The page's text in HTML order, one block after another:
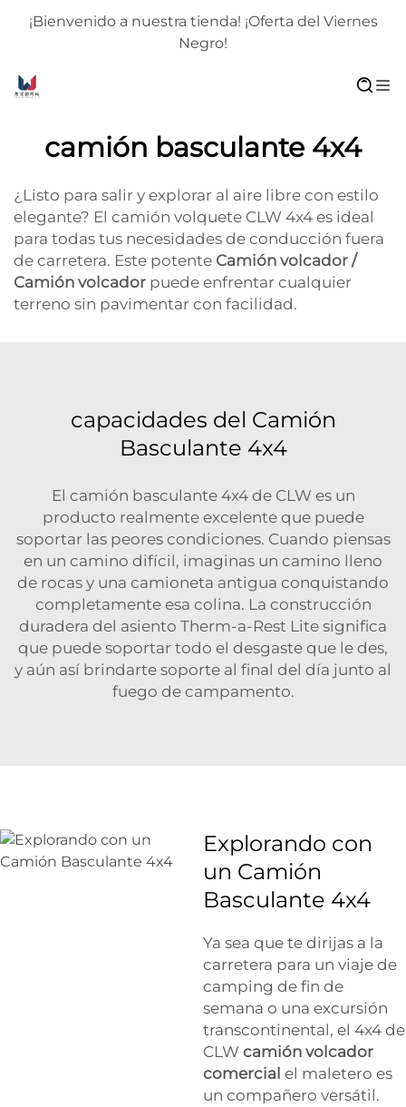
¡Bienvenido a nuestra tienda! ¡Oferta del Viernes
Negro!
camión basculante 4x4
¿Listo para salir y explorar al aire libre con estilo
elegante? El camión volquete CLW 4x4 es ideal
para todas tus necesidades de conducción fuera
de carretera. Este potente Camión volcador /
Camión volcador puede enfrentar cualquier
terreno sin pavimentar con facilidad.
capacidades del Camión
Basculante 4x4
El camión basculante 4x4 de CLW es un
producto realmente excelente que puede
soportar las peores condiciones. Cuando piensas
en un camino difícil, imaginas un camino lleno
de rocas y una camioneta antigua conquistando
completamente esa colina. La construcción
duradera del asiento Therm-a-Rest Lite significa
que puede soportar todo el desgaste que le des,
y aún así brindarte soporte al final del día junto al
fuego de campamento.
Explorando con
un Camión
Basculante 4x4
Ya sea que te dirijas a la
carretera para un viaje de
camping de fin de
semana o una excursión
transcontinental, el 4x4 de
CLW camión volcador
comercial el maletero es
un compañero versátil.